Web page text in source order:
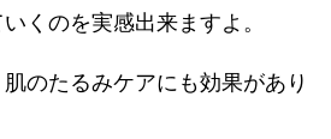
くのを実感出来ますよ。
のたるみケアにも効果があり